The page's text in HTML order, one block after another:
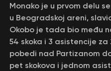
Monako je u prvom delu
u Beogradskoj areni,
Okobo je tada bio među
54 skoka i 3 asistencije
pobedi nad Partizanom
pet skokova i jednom